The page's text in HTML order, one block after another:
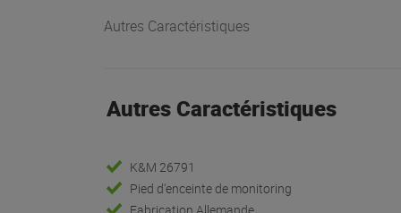
Autres Caractéristiques
Autres Caractéristiques
K&M 26791
Pied d'enceinte de monitoring